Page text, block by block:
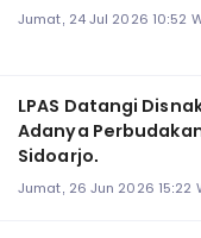
Jumat, 24 Jul 2026 10:52
LPAS Datangi
Adanya
Sidoarjo.
Jumat, 26 Jun 2026 15:22